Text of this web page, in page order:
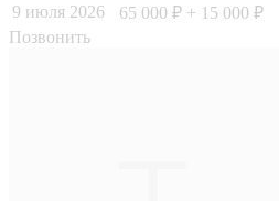
9 июля 2026
65 000 ₽ + 15 000 ₽
Позвонить